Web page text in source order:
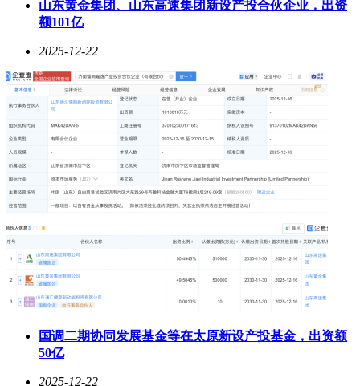
山东黄金集团、山东高速集团新设产投合伙企业，出资
额101亿
2025-12-22
国调二期协同发展基金等在太原新设产投基金，出资额
50亿
2025-12-22